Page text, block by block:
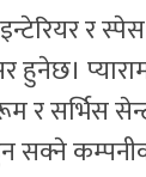
र
हुनेछ।
र सर्भिस
सक्ने